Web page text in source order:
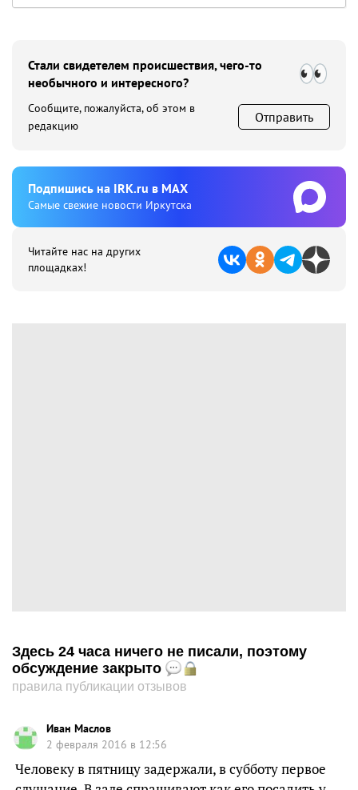
Стали свидетелем происшествия, чего-то
необычного и интересного?
Сообщите, пожалуйста, об этом в
редакцию
Отправить
Подпишиcь на IRK.ru в MAX
Cамые свежие новости Иркутска
Читайте нас на других
площадках!
Здесь 24 часа ничего не писали, поэтому
обсуждение закрыто
правила публикации отзывов
Иван Маслов
2 февраля 2016 в 12:56
Человеку в пятницу задержали, в субботу первое